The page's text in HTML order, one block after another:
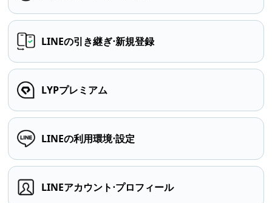
LINEの引き継ぎ⋅新規登録
LYPプレミアム
LINEの利用環境⋅設定
LINEアカウント⋅プロフィール